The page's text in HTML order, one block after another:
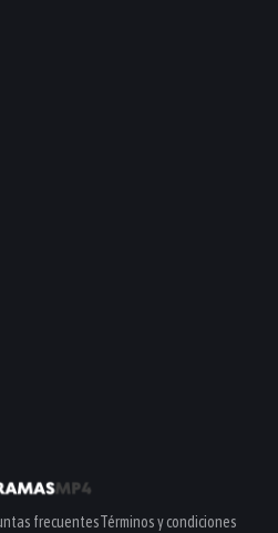
frecuentesTérminos y condiciones